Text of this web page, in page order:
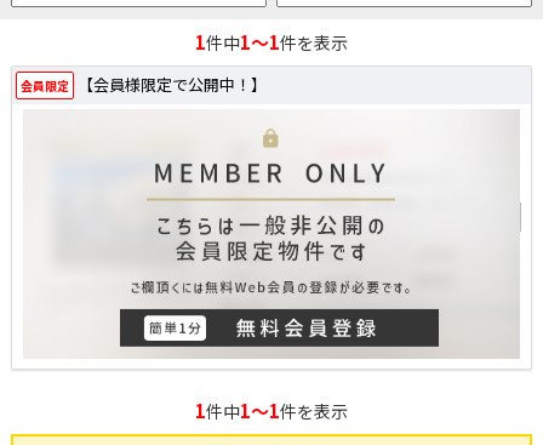
1件中1～1件を表示
会員限定 【会員様限定で公開中！】
1件中1～1件を表示